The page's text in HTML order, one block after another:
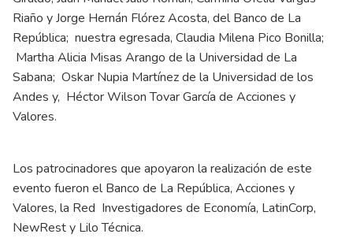
Riaño y Jorge Hernán Flórez Acosta, del Banco de La
República; nuestra egresada, Claudia Milena Pico Bonilla;
Martha Alicia Misas Arango de la Universidad de La
Sabana; Oskar Nupia Martínez de la Universidad de los
Andes y, Héctor Wilson Tovar García de Acciones y
Valores.
Los patrocinadores que apoyaron la realización de este
evento fueron el Banco de La República, Acciones y
Valores, la Red Investigadores de Economía, LatinCorp,
NewRest y Lilo Técnica.